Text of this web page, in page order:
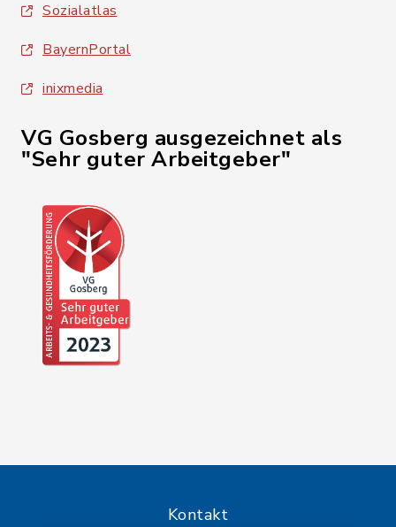
Sozialatlas
BayernPortal
inixmedia
VG Gosberg ausgezeichnet als
"Sehr guter Arbeitgeber"
Kontakt